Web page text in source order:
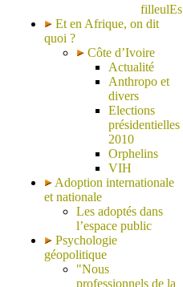
filleulEs
Et en Afrique, on dit
quoi ?
Côte d’Ivoire
Actualité
Anthropo et
divers
Elections
présidentielles
2010
Orphelins
VIH
Adoption internationale
et nationale
Les adoptés dans
l’espace public
Psychologie
géopolitique
"Nous
professionnels de la